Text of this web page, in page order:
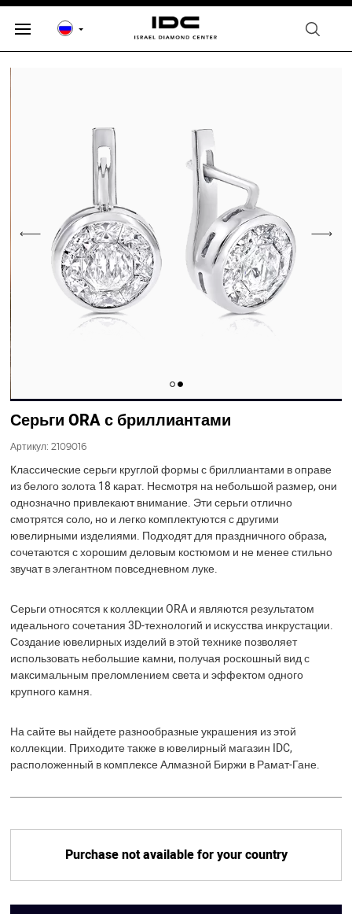
Серьги ORA с бриллиантами
Артикул:2109016
Классические серьги круглой формы с бриллиантами в оправе
из белого золота 18 карат. Несмотря на небольшой размер, они
однозначно привлекают внимание. Эти серьги отлично
смотрятся соло, но и легко комплектуются с другими
ювелирными изделиями. Подходят для праздничного образа,
сочетаются с хорошим деловым костюмом и не менее стильно
звучат в элегантном повседневном луке.
Серьги относятся к коллекции ORA и являются результатом
идеального сочетания 3D-технологий и искусства инкрустации.
Создание ювелирных изделий в этой технике позволяет
использовать небольшие камни, получая роскошный вид с
максимальным преломлением света и эффектом одного
крупного камня.
На сайте вы найдете разнообразные украшения из этой
коллекции. Приходите также в ювелирный магазин IDC,
расположенный в комплексе Алмазной Биржи в Рамат-Гане.
Purchase not available for your country